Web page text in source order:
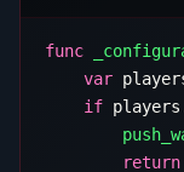
func
    var
    if